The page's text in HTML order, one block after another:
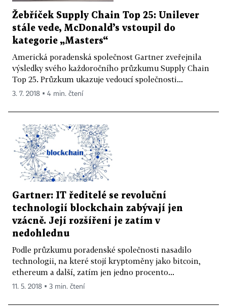
Žebříček Supply Chain Top 25: Unilever
stále vede, McDonald’s vstoupil do
kategorie „Masters“
Americká poradenská společnost Gartner zveřejnila
výsledky svého každoročního průzkumu Supply Chain
Top 25. Průzkum ukazuje vedoucí společnosti...
3. 7. 2018 ▪ 4 min. čtení
Gartner: IT ředitelé se revoluční
technologií blockchain zabývají jen
vzácně. Její rozšíření je zatím v
nedohlednu
Podle průzkumu poradenské společnosti nasadilo
technologii, na které stojí kryptoměny jako bitcoin,
ethereum a další, zatím jen jedno procento...
11. 5. 2018 ▪ 3 min. čtení